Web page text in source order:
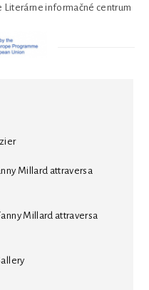
informačné centrum
Millard attraversa
Millard attraversa